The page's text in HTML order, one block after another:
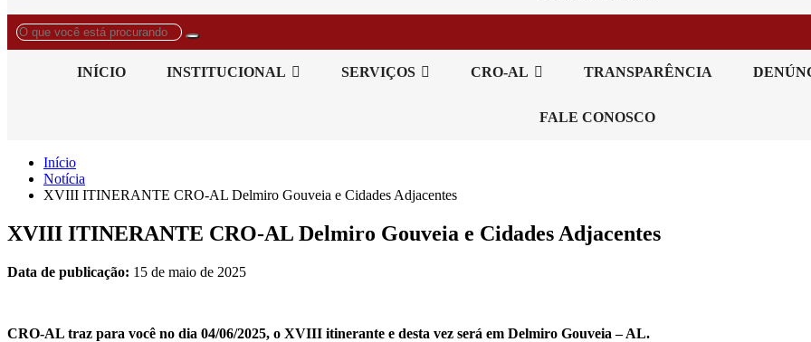
O
que
INÍCIO INSTITUCIONAL SERVIÇOS CRO-AL TRANSPARÊNCIA
FALE CONOSCO
Início
Notícia
XVIII ITINERANTE CRO-AL Delmiro Gouveia e Cidades Adjacentes
XVIII ITINERANTE CRO-AL Delmiro Gouveia e Cidades Adjacentes
Data de publicação: 15 de maio de 2025
CRO-AL traz para você no dia 04/06/2025, o XVIII itinerante e desta vez será em Delmiro Gouveia – AL.